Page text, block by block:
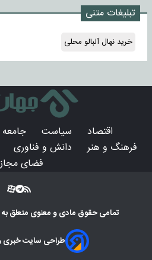
تبلیغات متنی
خرید نهال آلبالو محلی
اقتصاد سیاست جامعه
فرهنگ و هنر
دانش و فناوری
فضای
تمامی حقوق مادی و معنوی متعلق
طراحی سایت خبری